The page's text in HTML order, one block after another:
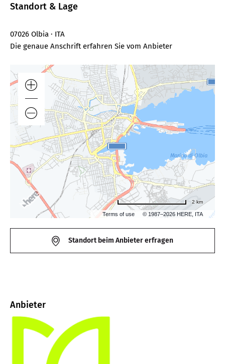
Standort & Lage
07026 Olbia · ITA
Die genaue Anschrift erfahren Sie vom Anbieter
Terms of use © 1987–2026 HERE, ITA
2 km
Standort beim Anbieter erfragen
Anbieter